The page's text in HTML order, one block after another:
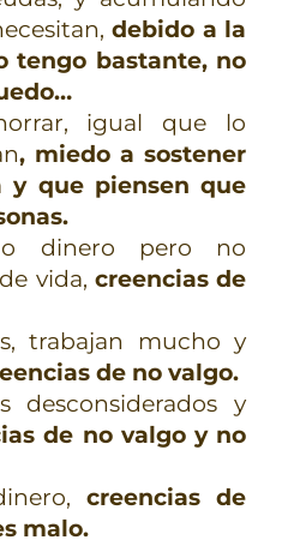
debido a la
tengo bastante, no
igual que lo
, miedo a sostener
y que piensen que
dinero pero no
vida, creencias de
trabajan mucho y
de no valgo.
desconsiderados y
de no valgo y no
creencias de
malo.